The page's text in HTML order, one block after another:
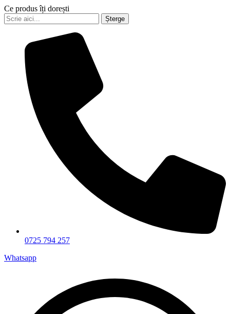
Ce produs îți dorești
Șterge
0725 794 257
Whatsapp